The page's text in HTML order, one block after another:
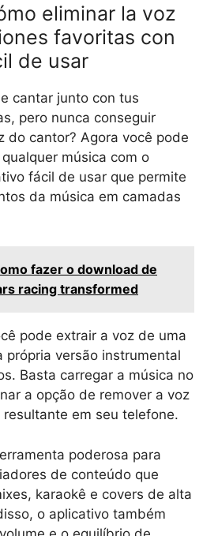
eliminar la voz
favoritas con
de usar
cantar junto con tus
pero nunca conseguir
do cantor? Agora você pode
música com o
fácil de usar que permite
da música em camadas
fazer o download de
racing transformed
pode extrair a voz de uma
própria versão instrumental
Basta carregar a música no
a opção de remover a voz
resultante em seu telefone.
poderosa para
de conteúdo que
karaokê e covers de alta
o aplicativo também